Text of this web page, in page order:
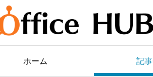
ホーム 記